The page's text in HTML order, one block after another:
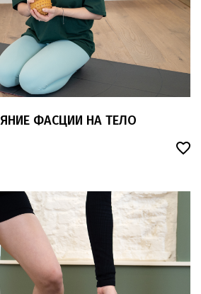
ФАСЦИИ НА ТЕЛО